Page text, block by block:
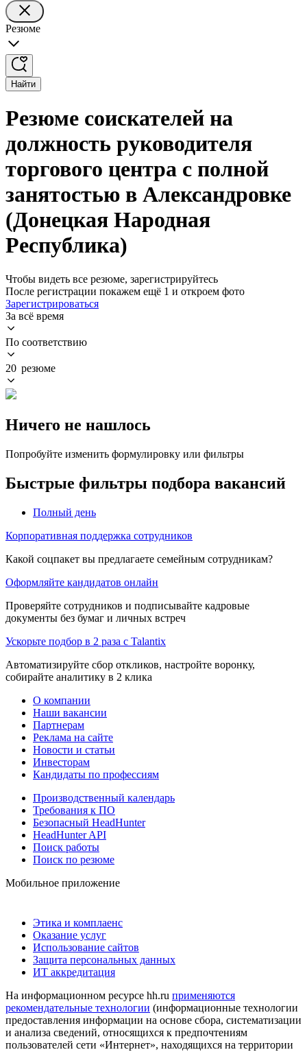
Резюме
Найти
Резюме соискателей на
должность руководителя
торгового центра с полной
занятостью в Александровке
(Донецкая Народная
Республика)
Чтобы видеть все резюме, зарегистрируйтесь
После регистрации покажем ещё 1 и откроем фото
Зарегистрироваться
За всё время
По соответствию
20 резюме
Ничего не нашлось
Попробуйте изменить формулировку или фильтры
Быстрые фильтры подбора вакансий
Полный день
Корпоративная поддержка сотрудников
Какой соцпакет вы предлагаете семейным сотрудникам?
Оформляйте кандидатов онлайн
Проверяйте сотрудников и подписывайте кадровые
документы без бумаг и личных встреч
Ускорьте подбор в 2 раза с Talantix
Автоматизируйте сбор откликов, настройте воронку,
собирайте аналитику в 2 клика
О компании
Наши вакансии
Партнерам
Реклама на сайте
Новости и статьи
Инвесторам
Кандидаты по профессиям
Производственный календарь
Требования к ПО
Безопасный HeadHunter
HeadHunter API
Поиск работы
Поиск по резюме
Мобильное приложение
Этика и комплаенс
Оказание услуг
Использование сайтов
Защита персональных данных
ИТ аккредитация
На информационном ресурсе hh.ru применяются
рекомендательные технологии (информационные технологии
предоставления информации на основе сбора, систематизации
и анализа сведений, относящихся к предпочтениям
пользователей сети «Интернет», находящихся на территории